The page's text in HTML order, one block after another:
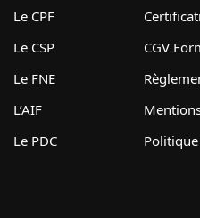
Le CPF
Le CSP
Le FNE
L’AIF
Le PDC
CGV